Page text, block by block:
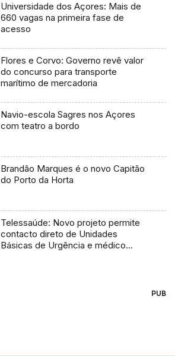
Universidade dos Açores: Mais de
660 vagas na primeira fase de
acesso
Flores e Corvo: Governo revê valor
do concurso para transporte
marítimo de mercadoria
Navio-escola Sagres nos Açores
com teatro a bordo
Brandão Marques é o novo Capitão
do Porto da Horta
Telessaúde: Novo projeto permite
contacto direto de Unidades
Básicas de Urgência e médico
PUB